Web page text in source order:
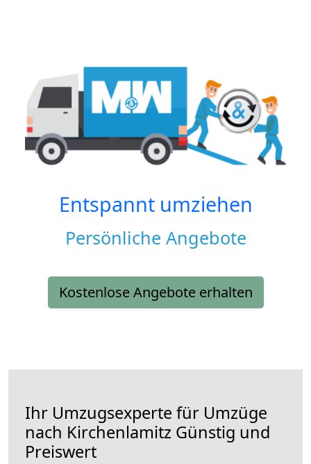
Entspannt umziehen
Persönliche Angebote
Kostenlose Angebote erhalten
Ihr Umzugsexperte für Umzüge
nach Kirchenlamitz Günstig und
Preiswert